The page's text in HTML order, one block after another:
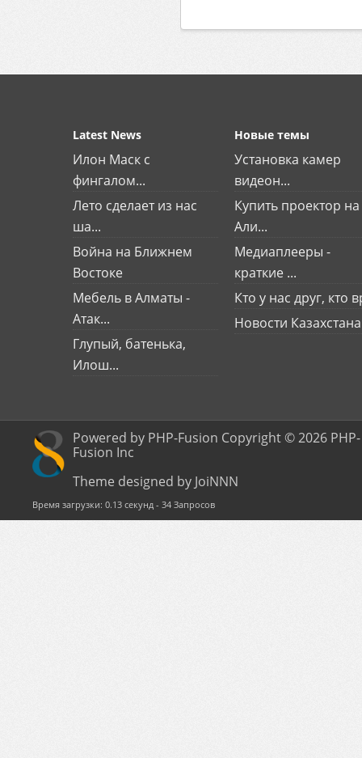
Latest News
Илон Маск с
фингалом...
Лето сделает из нас
ша...
Война на Ближнем
Востоке
Мебель в Алматы -
Атак...
Глупый, батенька,
Илош...
Новые темы
Установка камер
видеон...
Купить проектор на
Али...
Медиаплееры -
краткие ...
Кто у нас друг, кто
Новости Казахстана
Powered by PHP-Fusion Copyright © 2026 PHP-
Fusion Inc
Theme designed by JoiNNN
Время загрузки: 0.13 секунд - 34 Запросов